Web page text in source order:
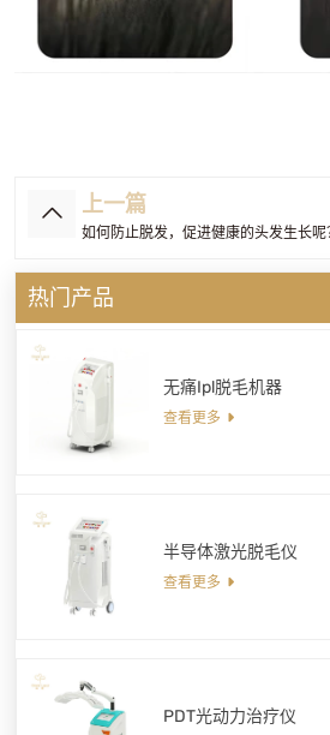
上一篇
如何防止脱发，促进健康的头发生长呢
热门产品
无痛Ipl脱毛机器
查看更多
半导体激光脱毛仪
查看更多
PDT光动力治疗仪